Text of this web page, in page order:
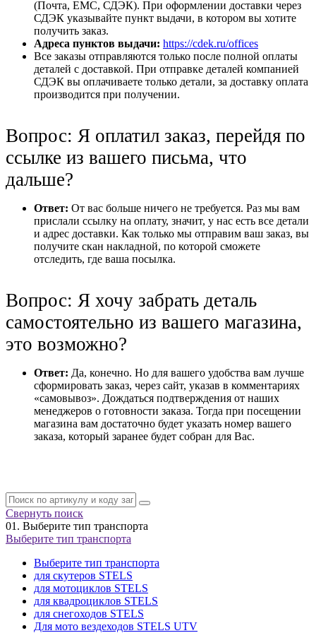
(Почта, ЕМС, СДЭК). При оформлении доставки через
СДЭК указывайте пункт выдачи, в котором вы хотите
получить заказ.
Адреса пунктов выдачи: https://cdek.ru/offices
Все заказы отправляются только после полной оплаты
деталей с доставкой. При отправке деталей компанией
СДЭК вы оплачиваете только детали, за доставку оплата
производится при получении.
Вопрос: Я оплатил заказ, перейдя по
ссылке из вашего письма, что
дальше?
Ответ: От вас больше ничего не требуется. Раз мы вам
прислали ссылку на оплату, значит, у нас есть все детали
и адрес доставки. Как только мы отправим ваш заказ, вы
получите скан накладной, по которой сможете
отследить, где ваша посылка.
Вопрос: Я хочу забрать деталь
самостоятельно из вашего магазина,
это возможно?
Ответ: Да, конечно. Но для вашего удобства вам лучше
сформировать заказ, через сайт, указав в комментариях
«самовывоз». Дождаться подтверждения от наших
менеджеров о готовности заказа. Тогда при посещении
магазина вам достаточно будет указать номер вашего
заказа, который заранее будет собран для Вас.
Свернуть поиск
01. Выберите тип транспорта
Выберите тип транспорта
Выберите тип транспорта
для скутеров STELS
для мотоциклов STELS
для квадроциклов STELS
для снегоходов STELS
Для мото вездеходов STELS UTV